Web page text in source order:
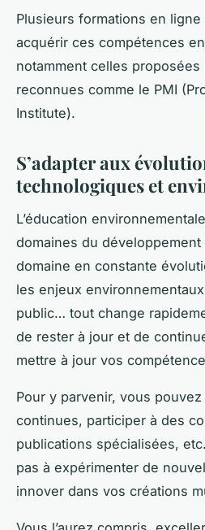
Plusieurs formations en
acquérir ces compétences
notamment celles
reconnues comme le PMI
Institute).
S’adapter aux
technologiques et
L’éducation
domaines du
domaine en constante
les enjeux
public… tout change
de rester à jour et de
mettre à jour vos
Pour y parvenir, vous
continues, participer à des
publications spécialisées,
pas à expérimenter de
innover dans vos créations